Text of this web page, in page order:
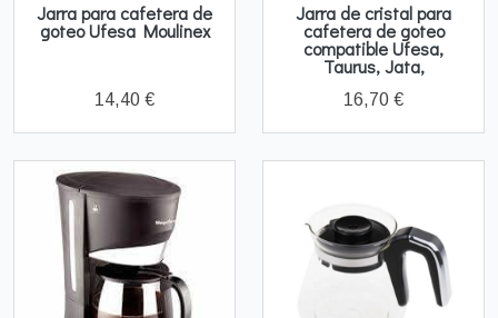
Jarra para cafetera de
goteo Ufesa Moulinex
14,40 €
Jarra de cristal para
cafetera de goteo
compatible Ufesa,
Taurus, Jata,
16,70 €